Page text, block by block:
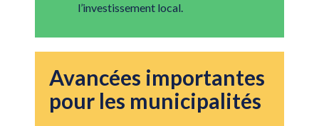
l’investissement local.
Avancées importantes
pour les municipalités